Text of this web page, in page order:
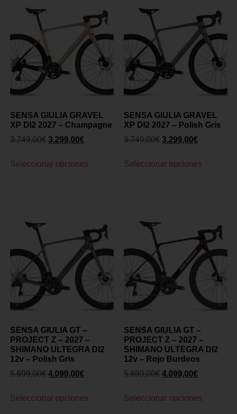
SENSA GIULIA GRAVEL
XP DI2 2027 – Champagne
3.749,00€ 3.299,00€
Seleccionar opciones
SENSA GIULIA GRAVEL
XP DI2 2027 – Polish Gris
3.749,00€ 3.299,00€
Seleccionar opciones
SENSA GIULIA GT –
PROJECT Z – 2027 –
SHIMANO ULTEGRA DI2
12v – Polish Gris
5.699,00€ 4.099,00€
Seleccionar opciones
SENSA GIULIA GT –
PROJECT Z – 2027 –
SHIMANO ULTEGRA DI2
12v – Rojo Burdeos
5.699,00€ 4.099,00€
Seleccionar opciones